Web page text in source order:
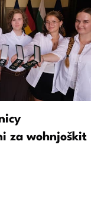
za wohnjoškit